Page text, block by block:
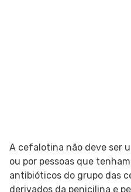
A cefalotina não deve ser
ou por pessoas que
antibióticos do grupo das
derivados da penicilina e